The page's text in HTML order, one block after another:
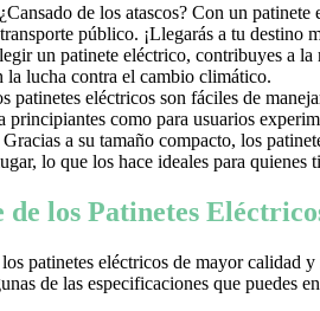
de los atascos? Con un
público. ¡Llegarás a tu destino
un patinete eléctrico, contribuyes a
la lucha contra el cambio climático.
patinetes eléctricos son fáciles de
principiantes como para usuarios
a su tamaño compacto, los
lo que los hace ideales para quienes
los Patinetes
patinetes eléctricos de mayor calidad
de las especificaciones que puedes